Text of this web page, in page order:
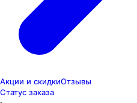
Акции и скидкиОтзывы
Статус заказа